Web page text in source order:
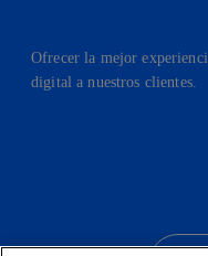
Ofrecer la mejor
digital a nuestros clientes.